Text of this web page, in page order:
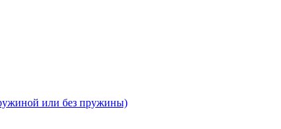
или без пружины)